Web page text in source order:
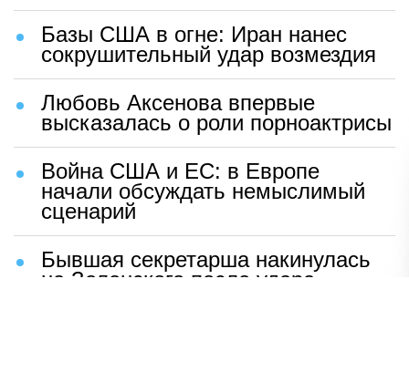
Базы США в огне: Иран нанес
сокрушительный удар возмездия
Любовь Аксенова впервые
высказалась о роли порноактрисы
Война США и ЕС: в Европе
начали обсуждать немыслимый
сценарий
Бывшая секретарша накинулась
на Зеленского после удара